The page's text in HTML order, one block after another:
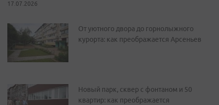
17.07.2026
От уютного двора до горнолыжного
курорта: как преображается Арсеньев
Новый парк, сквер с фонтаном и 50
квартир: как преображается